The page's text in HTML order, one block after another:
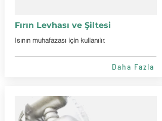
Fırın Levhası ve Şiltesi
Isının muhafazası için kullanılır.
Daha Fazla